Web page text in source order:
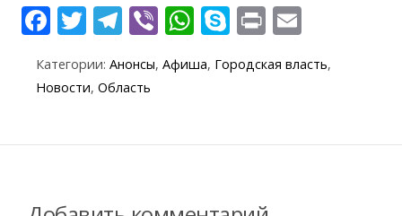
F
e
o
T
itt
er
T
e
a
Vi
b
er
W
at
A
S
y
e
Pr
t ai
Категории: Анонсы, Афиша, Городская власть,
Новости, Область